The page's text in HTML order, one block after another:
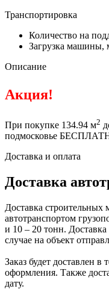
Транспортировка
Количество на
Загрузка машины,
Описание
Акция!
При покупке 134.94 м2
подмосковье
Доставка и оплата
Доставка
Доставка строительных
автотранспортом
и 10 – 20 тонн.
случае на объект
Заказ будет доставлен в
оформления. Также
дату.